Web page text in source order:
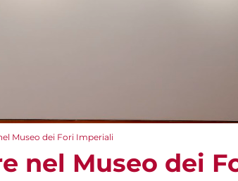
Museo dei Fori Imperiali
nel Museo dei